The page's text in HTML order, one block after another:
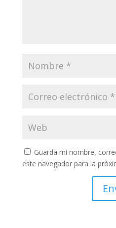
Guarda mi nombre,
este navegador para la